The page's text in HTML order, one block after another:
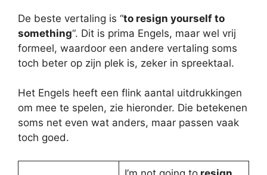
De beste vertaling is “to resign yourself to
something“. Dit is prima Engels, maar wel vrij
formeel, waardoor een andere vertaling soms
toch beter op zijn plek is, zeker in spreektaal.
Het Engels heeft een flink aantal uitdrukkingen
om mee te spelen, zie hieronder. Die betekenen
soms net even wat anders, maar passen vaak
toch goed.